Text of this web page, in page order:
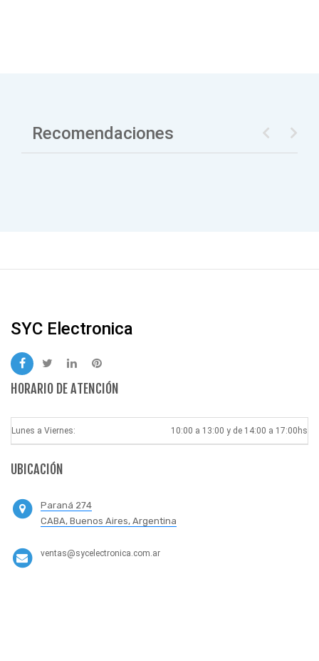
Recomendaciones
SYC Electronica
HORARIO DE ATENCIÓN
Lunes a Viernes: 10:00 a 13:00 y de 14:00 a 17:00hs
UBICACIÓN
Paraná 274
CABA, Buenos Aires, Argentina
ventas@sycelectronica.com.ar